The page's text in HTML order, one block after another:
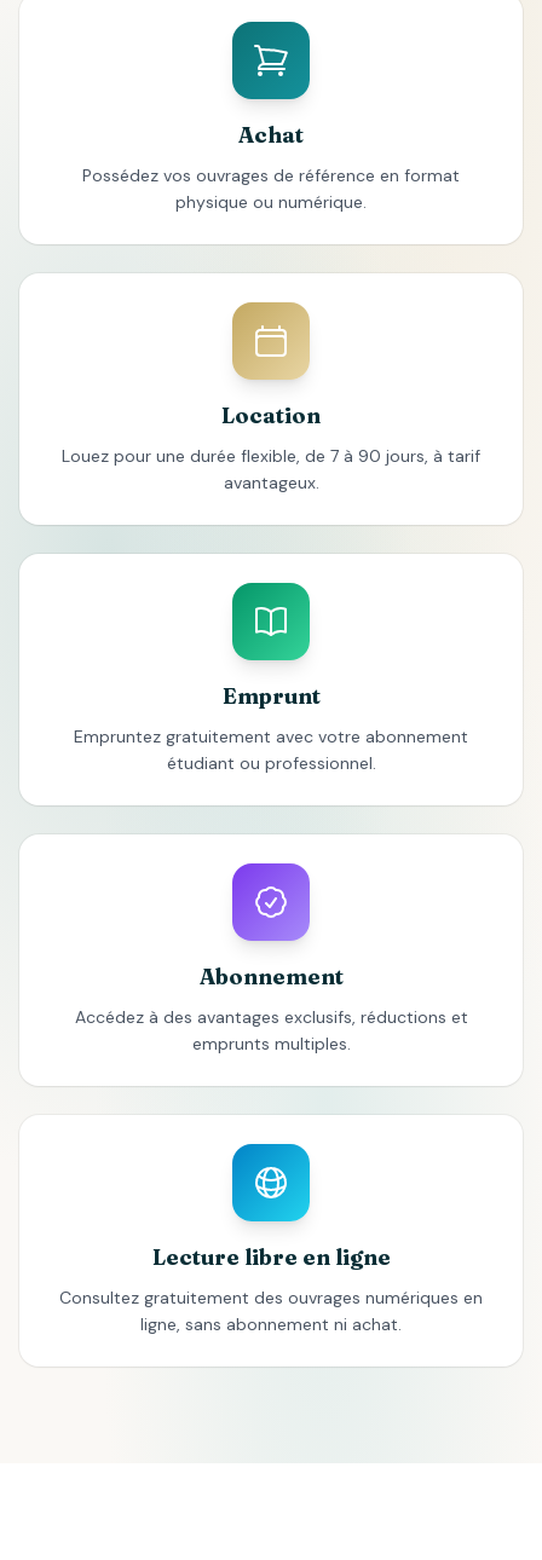
Achat
Possédez vos ouvrages de référence en format
physique ou numérique.
Location
Louez pour une durée flexible, de 7 à 90 jours, à tarif
avantageux.
Emprunt
Empruntez gratuitement avec votre abonnement
étudiant ou professionnel.
Abonnement
Accédez à des avantages exclusifs, réductions et
emprunts multiples.
Lecture libre en ligne
Consultez gratuitement des ouvrages numériques en
ligne, sans abonnement ni achat.